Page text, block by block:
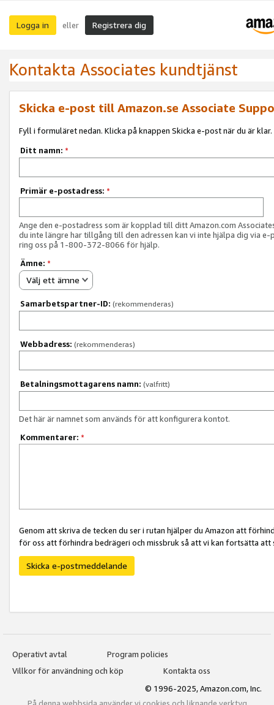
Logga in eller Registrera dig
Kontakta Associates kundtjänst
Skicka e-post till Amazon.se Associate
Fyll i formuläret nedan. Klicka på knappen Skicka e-post när du är klar.
Ditt namn: *
Primär e-postadress: *
Ange den e-postadress som är kopplad till ditt Amazon.com
du inte längre har tillgång till den adressen kan vi inte hjälpa dig via e-
ring oss på 1-800-372-8066 för hjälp.
Ämne: *
Välj ett ämne
Samarbetspartner-ID: (rekommenderas)
Webbadress: (rekommenderas)
Betalningsmottagarens namn: (valfritt)
Det här är namnet som används för att konfigurera kontot.
Kommentarer: *
Genom att skriva de tecken du ser i rutan hjälper du Amazon att
för oss att förhindra bedrägeri och missbruk så att vi kan fortsätta
Skicka e-postmeddelande
Operativt avtal
Program policies
Villkor för användning och köp
Kontakta oss
© 1996-2025, Amazon.com, Inc.